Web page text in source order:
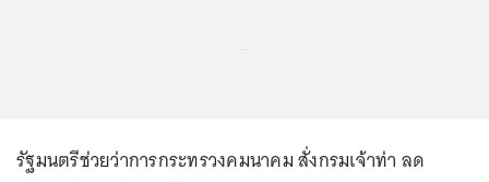
รัฐมนตรีช่วยว่าการกระทรวงคมนาคม สั่งกรมเจ้าท่า ลด